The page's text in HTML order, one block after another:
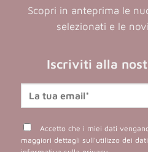
Scopri in anteprima le
selezionati e le
Iscriviti alla
Accetto che i miei dati
maggiori dettagli sull'utilizzo dei